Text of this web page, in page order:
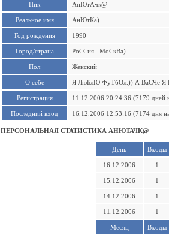
Ник АнЮтАчк@
Реальное имя АнЮтКа)
Год рождения 1990
Город/страна РоССия.. МоСкВа)
Пол Женский
О себе Я ЛюБлЮ ФуТбОл.)) А ВаСЧе Я
Регистрация 11.12.2006 20:24:36 (7179 дней
Последний вход 16.12.2006 12:53:16 (7174 дня
ПЕРСОНАЛЬНАЯ СТАТИСТИКА АНЮТАЧК@
День Входы
16.12.2006 1
15.12.2006 1
14.12.2006 1
11.12.2006 1
Месяц Входы